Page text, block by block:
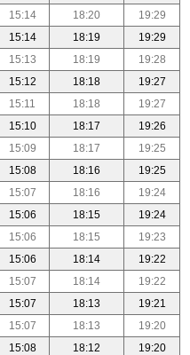
15:14 18:20
19:29
15:14 18:19
19:29
15:13 18:19
19:28
15:12 18:18
19:27
15:11 18:18
19:27
15:10 18:17
19:26
15:09 18:17
19:25
15:08 18:16
19:25
15:07 18:16
19:24
15:06 18:15
19:24
15:06 18:15
19:23
15:06 18:14
19:22
15:07 18:14
19:22
15:07 18:13
19:21
15:07 18:13
19:20
15:08 18:12
19:20